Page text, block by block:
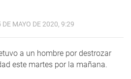
DE MAYO DE 2020, 9:29
a un hombre por destrozar
este martes por la mañana.